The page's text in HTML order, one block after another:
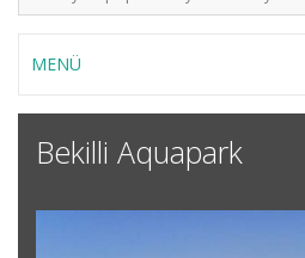
MENÜ
Bekilli Aquapark